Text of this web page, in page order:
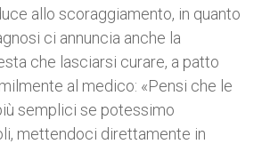
allo scoraggiamento, in quanto
ci annuncia anche la
che lasciarsi curare, a patto
al medico: «Pensi che le
semplici se potessimo
mettendoci direttamente in